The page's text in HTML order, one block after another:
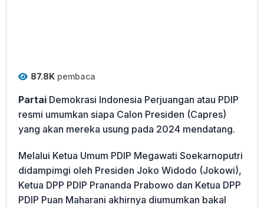
87.8K pembaca
Partai Demokrasi Indonesia Perjuangan atau PDIP
resmi umumkan siapa Calon Presiden (Capres)
yang akan mereka usung pada 2024 mendatang.
Melalui Ketua Umum PDIP Megawati Soekarnoputri
didampimgi oleh Presiden Joko Widodo (Jokowi),
Ketua DPP PDIP Prananda Prabowo dan Ketua DPP
PDIP Puan Maharani akhirnya diumumkan bakal